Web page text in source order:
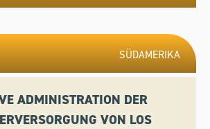
SÜDAMERIKA
ADMINISTRATION DER
VON LOS